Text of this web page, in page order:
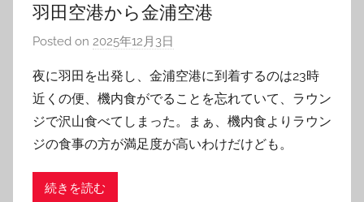
羽田空港から金浦空港
Posted on 2025年12月3日
T
o
m
夜に羽田を出発し、金浦空港に到着するのは23時
近くの便、機内食がでることを忘れていて、ラウン
ジで沢山食べてしまった。まぁ、機内食よりラウン
ジの食事の方が満足度が高いわけだけども。
続きを読む